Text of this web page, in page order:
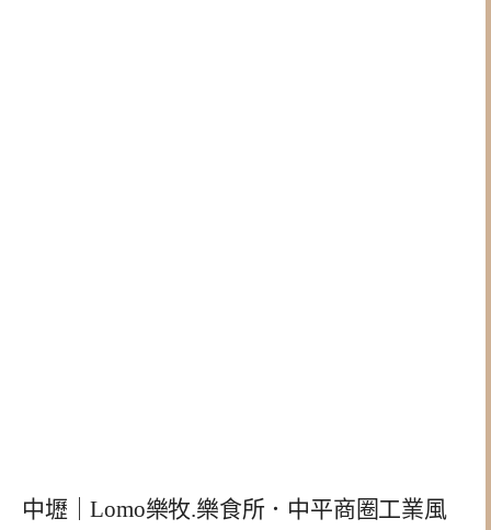
中壢｜Lomo樂牧.樂食所．中平商圈工業風